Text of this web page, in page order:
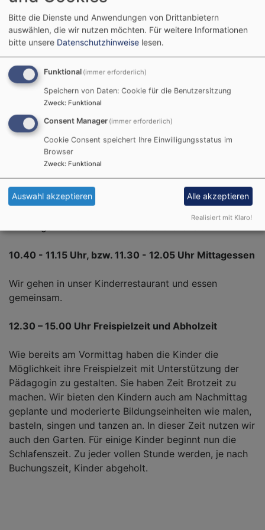
08.30 Uhr Morgenkreis
Wir singen unser Begrüßungslied und finden
gemeinsam heraus, welche Kinder heute in der Krippe
sind und welche Kinder nicht das sind.
08.40 – 10.30 Uhr, bzw. 8.40 - 11.30 Uhr
Freispielzeit
Nun können die Kinder wieder frei entscheiden, was
und mit wem sie spielen möchten. Sie haben Zeit
Brotzeit zu machen. Wir bieten den Kindern angeleitete
Bildungsangebote, wie malen, basteln, singen und
tanzen an. In dieser Zeit nutzen wir auch den Garten.
10.40 - 11.15 Uhr, bzw. 11.30 - 12.05 Uhr Mittagessen
Wir gehen in unser Kinderrestaurant und essen
gemeinsam.
12.30 – 15.00 Uhr Freispielzeit und Abholzeit
Wie bereits am Vormittag haben die Kinder die
Möglichkeit ihre Freispielzeit mit Unterstützung der
Pädagogin zu gestalten. Sie haben Zeit Brotzeit zu
machen. Wir bieten den Kindern auch am Nachmittag
geplante und moderierte Bildungseinheiten wie malen,
basteln, singen und tanzen an. In dieser Zeit nutzen wir
auch den Garten. Für einige Kinder beginnt nun die
Schlafenszeit. Zu jeder vollen Stunde werden, je nach
Buchungszeit, Kinder abgeholt.
Bitte die Dienste und Anwendungen von Drittanbietern
auswählen, die wir nutzen möchten. Für weitere Informationen
bitte unsere Datenschutzhinweise lesen.
Funktional (immer erforderlich)
Speichern von Daten: Cookie für die Benutzersitzung
Zweck: Funktional
Consent Manager (immer erforderlich)
Cookie Consent speichert Ihre Einwilligungsstatus im
Browser
Zweck: Funktional
Auswahl akzeptieren Alle akzeptieren
Realisiert mit Klaro!